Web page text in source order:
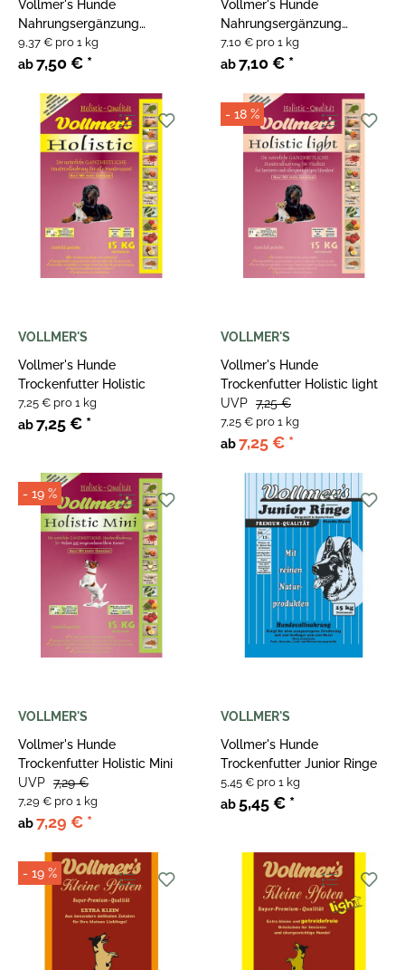
Vollmer's Hunde
Nahrungsergänzung
Reisbällchen
ab7,50 € *
9,37 € pro 1 kg
Vollmer's Hunde
Nahrungsergänzung
Reiskost
ab7,10 € *
7,10 € pro 1 kg
VOLLMER'S
Vollmer's Hunde
Trockenfutter Holistic
ab7,25 € *
7,25 € pro 1 kg
- 18 %
VOLLMER'S
Vollmer's Hunde
Trockenfutter Holistic light
ab7,25 € *
UVP 7,25 €
7,25 € pro 1 kg
- 19 %
VOLLMER'S
Vollmer's Hunde
Trockenfutter Holistic Mini
ab7,29 € *
UVP 7,29 €
7,29 € pro 1 kg
VOLLMER'S
Vollmer's Hunde
Trockenfutter Junior Ringe
ab 5,45 € *
5,45 € pro 1 kg
- 19 %